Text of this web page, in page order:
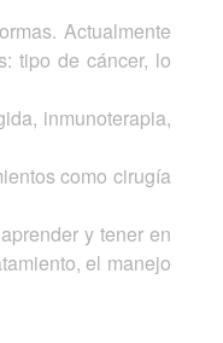
Actualmente
tipo de cáncer, lo
inmunoterapia,
como cirugía
y tener en
el manejo